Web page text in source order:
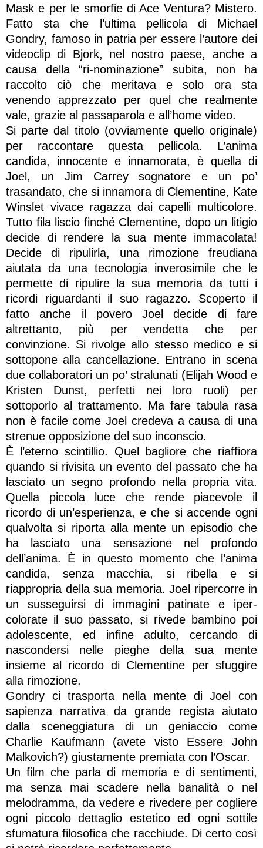
Mask e per le smorfie di Ace Ventura? Mistero.
Fatto sta che l’ultima pellicola di Michael
Gondry, famoso in patria per essere l’autore dei
videoclip di Bjork, nel nostro paese, anche a
causa della “ri-nominazione” subita, non ha
raccolto ciò che meritava e solo ora sta
venendo apprezzato per quel che realmente
vale, grazie al passaparola e all’home video.
Si parte dal titolo (ovviamente quello originale)
per raccontare questa pellicola. L’anima
candida, innocente e innamorata, è quella di
Joel, un Jim Carrey sognatore e un po’
trasandato, che si innamora di Clementine, Kate
Winslet vivace ragazza dai capelli multicolore.
Tutto fila liscio finché Clementine, dopo un litigio
decide di rendere la sua mente immacolata!
Decide di ripulirla, una rimozione freudiana
aiutata da una tecnologia inverosimile che le
permette di ripulire la sua memoria da tutti i
ricordi riguardanti il suo ragazzo. Scoperto il
fatto anche il povero Joel decide di fare
altrettanto, più per vendetta che per
convinzione. Si rivolge allo stesso medico e si
sottopone alla cancellazione. Entrano in scena
due collaboratori un po’ stralunati (Elijah Wood e
Kristen Dunst, perfetti nei loro ruoli) per
sottoporlo al trattamento. Ma fare tabula rasa
non è facile come Joel credeva a causa di una
strenue opposizione del suo inconscio.
È l’eterno scintillio. Quel bagliore che riaffiora
quando si rivisita un evento del passato che ha
lasciato un segno profondo nella propria vita.
Quella piccola luce che rende piacevole il
ricordo di un’esperienza, e che si accende ogni
qualvolta si riporta alla mente un episodio che
ha lasciato una sensazione nel profondo
dell’anima. È in questo momento che l’anima
candida, senza macchia, si ribella e si
riappropria della sua memoria. Joel ripercorre in
un susseguirsi di immagini patinate e iper-
colorate il suo passato, si rivede bambino poi
adolescente, ed infine adulto, cercando di
nascondersi nelle pieghe della sua mente
insieme al ricordo di Clementine per sfuggire
alla rimozione.
Gondry ci trasporta nella mente di Joel con
sapienza narrativa da grande regista aiutato
dalla sceneggiatura di un geniaccio come
Charlie Kaufmann (avete visto Essere John
Malkovich?) giustamente premiata con l’Oscar.
Un film che parla di memoria e di sentimenti,
ma senza mai scadere nella banalità o nel
melodramma, da vedere e rivedere per cogliere
ogni piccolo dettaglio estetico ed ogni sottile
sfumatura filosofica che racchiude. Di certo così